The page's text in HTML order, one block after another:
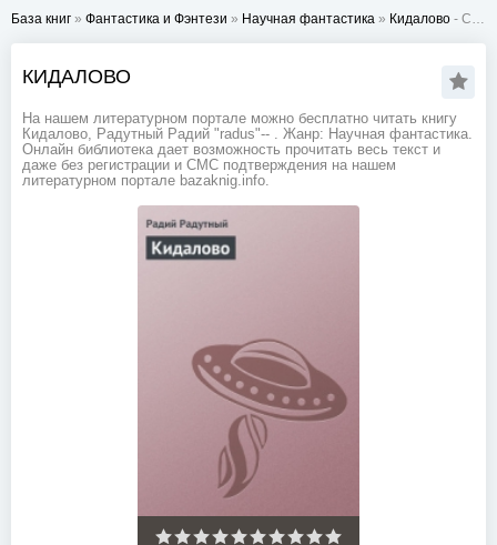
База книг » Фантастика и Фэнтези » Научная фантастика » Кидалово - Стр. 1
КИДАЛОВО
На нашем литературном портале можно бесплатно читать книгу
Кидалово, Радутный Радий "radus"-- . Жанр: Научная фантастика.
Онлайн библиотека дает возможность прочитать весь текст и
даже без регистрации и СМС подтверждения на нашем
литературном портале bazaknig.info.